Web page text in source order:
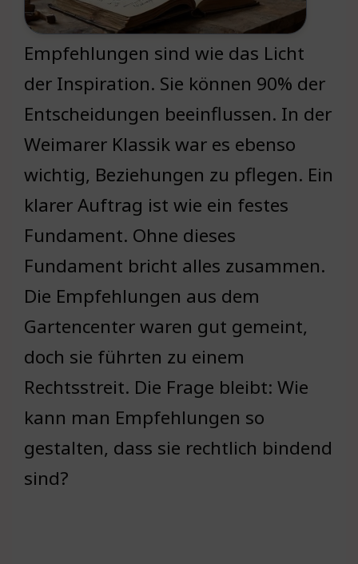
Empfehlungen sind wie das Licht
der Inspiration. Sie können 90% der
Entscheidungen beeinflussen. In der
Weimarer Klassik war es ebenso
wichtig, Beziehungen zu pflegen. Ein
klarer Auftrag ist wie ein festes
Fundament. Ohne dieses
Fundament bricht alles zusammen.
Die Empfehlungen aus dem
Gartencenter waren gut gemeint,
doch sie führten zu einem
Rechtsstreit. Die Frage bleibt: Wie
kann man Empfehlungen so
gestalten, dass sie rechtlich bindend
sind?